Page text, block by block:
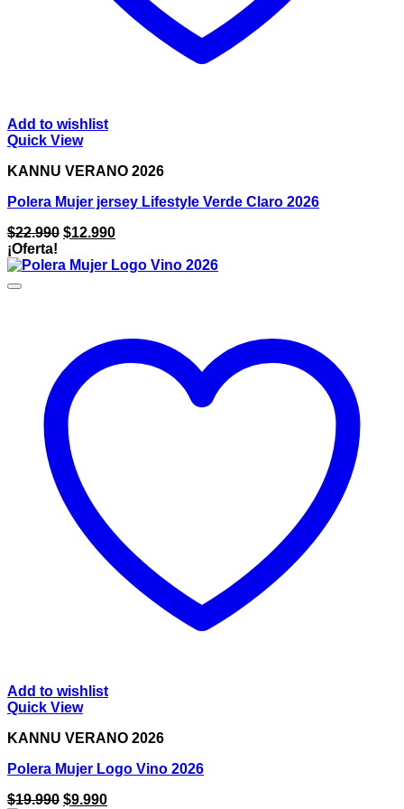
Add to wishlist
Quick View
KANNU VERANO 2026
Polera Mujer jersey Lifestyle Verde Claro 2026
$22.990 El
original
$12.990El
actual
¡Oferta!
Add to wishlist
Quick View
KANNU VERANO 2026
Polera Mujer Logo Vino 2026
$19.990 El
$9.990El